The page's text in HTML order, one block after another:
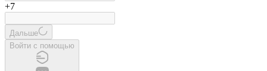
+7
Дальше
Войти с помощью